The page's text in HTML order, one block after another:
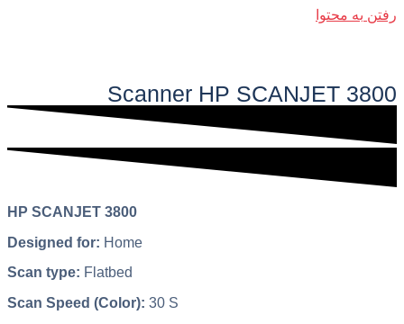
رفتن به محتوا
Scanner HP SCANJET 3800​​
HP SCANJET 3800
Designed for: Home
Scan type: Flatbed
Scan Speed (Color): 30 S